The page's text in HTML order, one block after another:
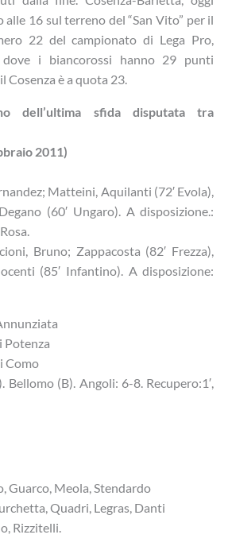
alle 16 sul terreno del “San Vito” per il
22 del campionato di Lega Pro,
i biancorossi hanno 29 punti
Cosenza è a quota 23.
dell’ultima sfida disputata tra
2011)
Matteini, Aquilanti (72′ Evola),
(60′ Ungaro). A disposizione.:
Bruno; Zappacosta (82′ Frezza),
(85′ Infantino). A disposizione:
Potenza
Como
Bellomo (B). Angoli: 6-8. Recupero:1′,
Guarco, Meola, Stendardo
Quadri, Legras, Danti
Rizzitelli.